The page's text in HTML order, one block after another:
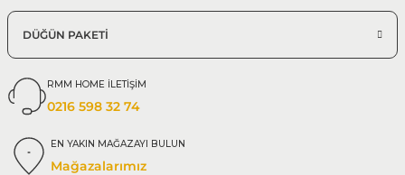
DÜĞÜN PAKETİ
RMM HOME İLETİŞİM
0216 598 32 74
EN YAKIN MAĞAZAYI BULUN
Mağazalarımız